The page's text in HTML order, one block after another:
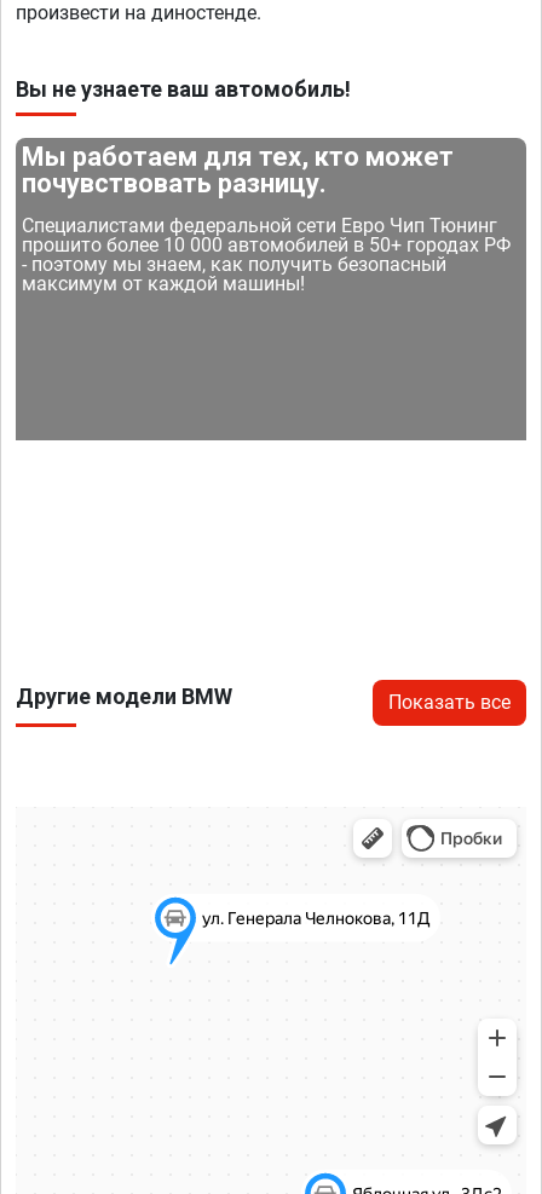
произвести на диностенде.
Вы не узнаете ваш автомобиль!
Мы работаем для тех, кто может
почувствовать разницу.
Специалистами федеральной сети Евро Чип Тюнинг
прошито более 10 000 автомобилей в 50+ городах РФ
- поэтому мы знаем, как получить безопасный
максимум от каждой машины!
Другие модели BMW Показать все